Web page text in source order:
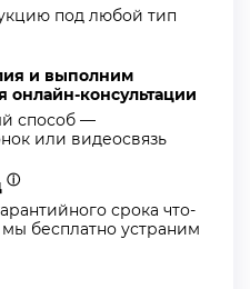
под любой тип
и выполним
онлайн-консультации
способ —
или видеосвязь
ⓘ
срока что-
бесплатно устраним